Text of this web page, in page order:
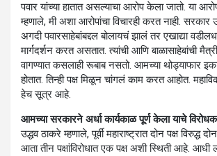
पवार यांच्या हातात असल्याचा आरोप केला जातो. या
म्हणाले, मी अशा आरोपांचा विचारही करत नाही.
अगदी पवारसाहेबांबद्दल बोलायचं झालं तर एखाद्या
मार्गदर्शन करत असतात. त्यांची आणि बाळासाहेबांची मैत्री
वागण्यात कसलाही रूबाब नसतो. आमच्या थोड्याफार
होतात. तिन्ही पक्ष मिळून चांगलं काम करत आहोत.
हेच सूत्र आहे.
आमच्या सरकारने अर्धा कार्यकाळ पूर्ण केला याचे
उद्धव ठाकरे म्हणाले, पूर्वी महाराष्ट्रात दोन पक्ष विरुद्ध
आता तीन पक्षांविरोधात एक पक्ष अशी स्थिती आहे. आधी